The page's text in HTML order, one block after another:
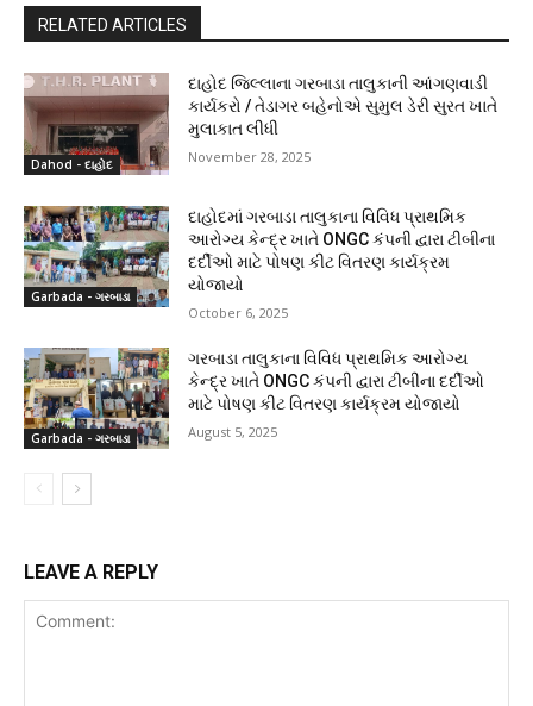
RELATED ARTICLES
Dahod - દાહોદ
દાહોદ જિલ્લાના ગરબાડા તાલુકાની આંગણવાડી
કાર્યકરો / તેડાગર બહેનોએ સુમુલ ડેરી સુરત ખાતે
મુલાકાત લીધી
November 28, 2025
Garbada - ગરબાડા
દાહોદમાં ગરબાડા તાલુકાના વિવિધ પ્રાથમિક
આરોગ્ય કેન્દ્ર ખાતે ONGC કંપની દ્વારા ટીબીના
દર્દીઓ માટે પોષણ કીટ વિતરણ કાર્યક્રમ
યોજાયો
October 6, 2025
Garbada - ગરબાડા
ગરબાડા તાલુકાના વિવિધ પ્રાથમિક આરોગ્ય
કેન્દ્ર ખાતે ONGC કંપની દ્વારા ટીબીના દર્દીઓ
માટે પોષણ કીટ વિતરણ કાર્યક્રમ યોજાયો
August 5, 2025
LEAVE A REPLY